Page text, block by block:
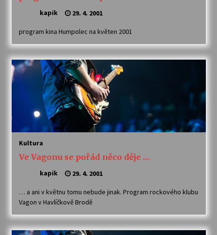
kapik 29. 4. 2001
program kina Humpolec na květen 2001
Kultura
Ve Vagonu se pořád něco děje …
kapik 29. 4. 2001
… a ani v květnu tomu nebude jinak. Program rockového klubu
Vagon v Havlíčkově Brodě